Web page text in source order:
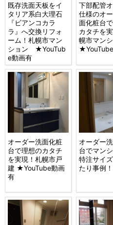
既存洗面天板をイ
タリア系白大理石
『ビアンコカラ
ラ』へ交換リフォ
ーム！札幌市マン
ション ★YouTub
e動画有
下部配管
仕様のオ
面化粧台
カタチを
幌市マン
オーダー洗面化粧
台で理想のカタチ
を実現！札幌市戸
建 ★YouTube動画
有
オーダー
台でマン
特注サイ
たり事例